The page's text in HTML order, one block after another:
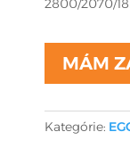
2800/2070/
MÁM
Kategórie: